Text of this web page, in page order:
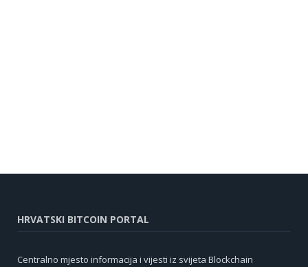
HRVATSKI BITCOIN PORTAL
Centralno mjesto informacija i vijesti iz svijeta Blockchain